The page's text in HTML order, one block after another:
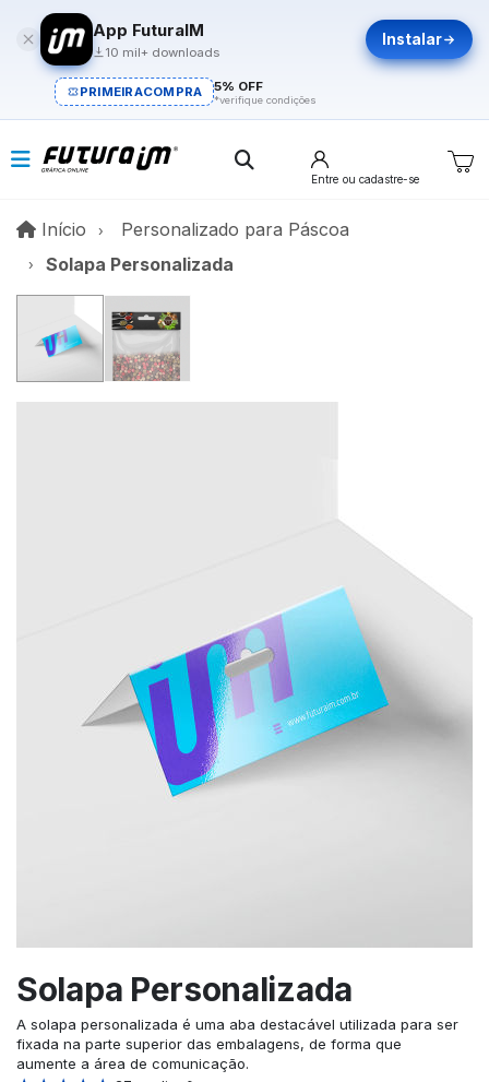
App FuturaIM
10 mil+ downloads
Instalar
PRIMEIRACOMPRA 5% OFF
*verifique condições
Entre ou cadastre-se
Início InícioPersonalizado para Páscoa​
Solapa Personalizada
Solapa Personalizada
A solapa personalizada é uma aba destacável utilizada para ser
fixada na parte superior das embalagens, de forma que
aumente a área de comunicação.